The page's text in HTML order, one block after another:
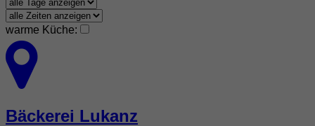
warme Küche:
Bäckerei Lukanz